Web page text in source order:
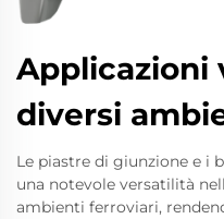
Applicazioni
diversi
Le piastre di giunzione e i
una notevole versatilità
ambienti ferroviari,